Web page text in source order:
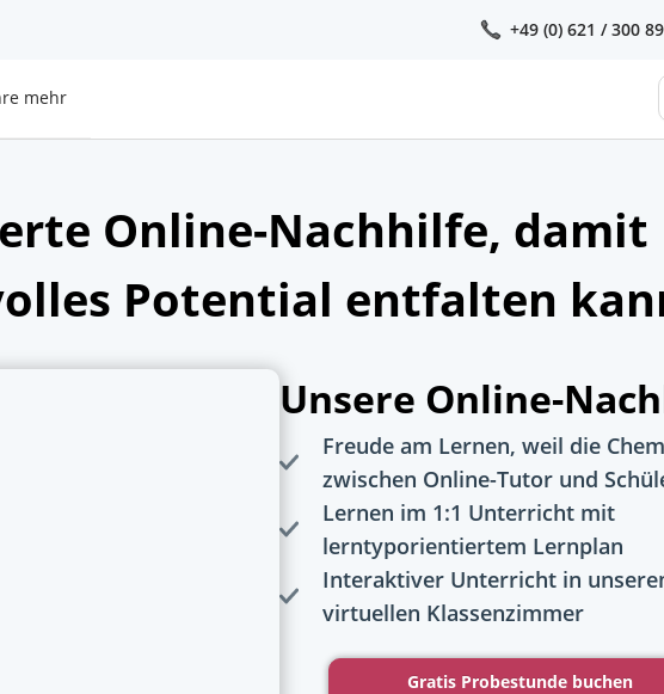
+49 (0) 621 / 300
mehr
Online-Nachhilfe, damit
Potential entfalten
Unsere Online-
Freude am Lernen, weil die
zwischen Online-Tutor und
Lernen im 1:1 Unterricht mit
lerntyporientiertem Lernplan
Interaktiver Unterricht in
virtuellen Klassenzimmer
Gratis Probestunde buchen